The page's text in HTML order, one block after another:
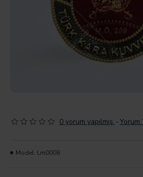
0 yorum yapılmış. -Yorum
Model: Lm0008